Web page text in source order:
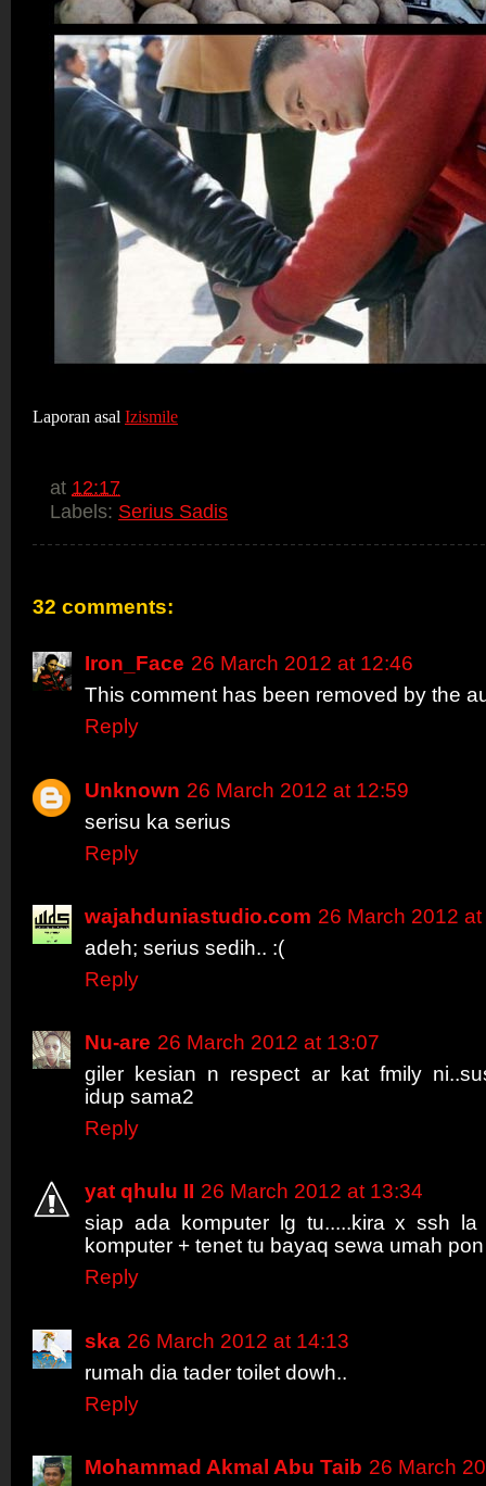
Laporan asal Izismile
at 12:17
Labels: Serius Sadis
32 comments:
Iron_Face 26 March 2012 at 12:46
This comment has been removed by the
Reply
Unknown 26 March 2012 at 12:59
serisu ka serius
Reply
wajahduniastudio.com 26 March 2012
adeh; serius sedih.. :(
Reply
Nu-are 26 March 2012 at 13:07
giler kesian n respect ar kat fmily
idup sama2
Reply
yat qhulu II 26 March 2012 at 13:34
siap ada komputer lg tu.....kira x ssh la
komputer + tenet tu bayaq sewa umah
Reply
ska 26 March 2012 at 14:13
rumah dia tader toilet dowh..
Reply
Mohammad Akmal Abu Taib 26 March